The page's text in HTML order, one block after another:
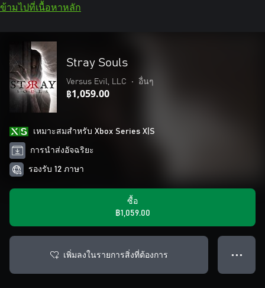
ข้ามไปที่เนื้อหาหลัก
Stray Souls
Versus Evil, LLC • อื่นๆ
฿1,059.00
เหมาะสมสําหรับ Xbox Series X|S
การนำส่งอัจฉริยะ
รองรับ 12 ภาษา
ซื้อ
฿1,059.00
เพิ่มลงในรายการสิ่งที่ต้องการ ● ● ●